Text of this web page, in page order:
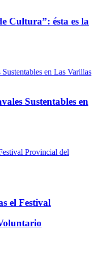
Cultura”: ésta es la
Sustentables en
el Festival